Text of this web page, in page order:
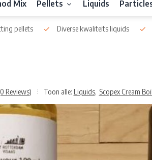
Mix Pellets Liquids
pellets Diverse kwaliteits liquids
Reviews) Toon alle: Liquids, Scopex Cream